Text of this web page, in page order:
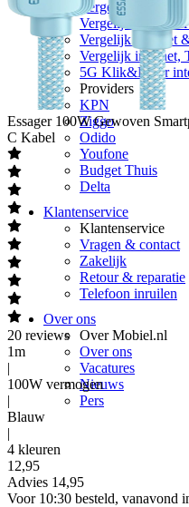
Vergelijk internet
Vergelijk
Vergelijk internet
Vergelijk internet,
5G Klik&Klaar
Providers
KPN
Ziggo
Odido
Youfone
Budget Thuis
Delta
Klantenservice
Klantenservice
Vragen & contact
Zakelijk
Retour & reparatie
Telefoon inruilen
Over ons
Over Mobiel.nl
Over ons
Vacatures
Nieuws
Pers
Essager 100W Gewoven
C Kabel
20 reviews
1m
|
100W vermogen
|
Blauw
|
4 kleuren
12,95
Advies 14,95
Voor 10:30 besteld, vanavond